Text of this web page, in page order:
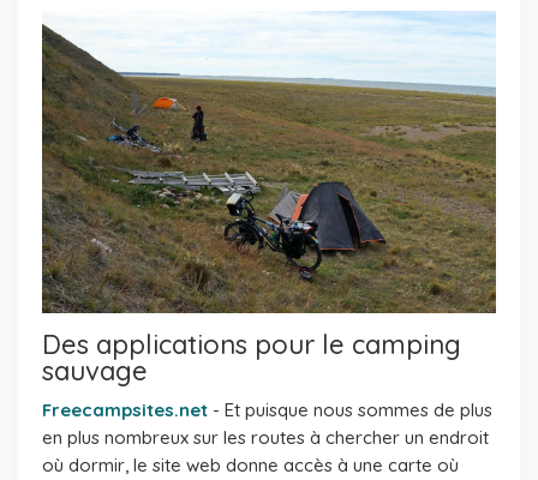
Des applications pour le camping
sauvage
Freecampsites.net - Et puisque nous sommes de plus
en plus nombreux sur les routes à chercher un endroit
où dormir, le site web donne accès à une carte où